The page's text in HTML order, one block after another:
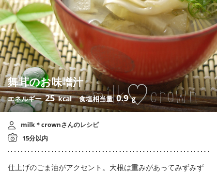
舞茸のお味噌汁
エネルギー25 kcal 食塩相当量0.9 g
milk＊crownさんのレシピ
15分以内
仕上げのごま油がアクセント。大根は重みがあってみずみず